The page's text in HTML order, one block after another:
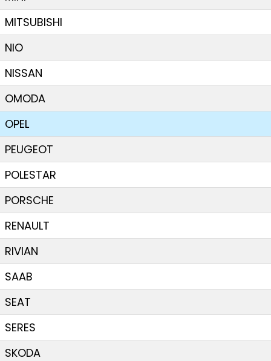
MITSUBISHI
NIO
NISSAN
OMODA
OPEL
PEUGEOT
POLESTAR
PORSCHE
RENAULT
RIVIAN
SAAB
SEAT
SERES
SKODA